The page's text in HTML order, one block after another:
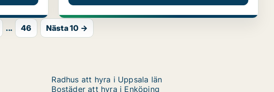
... 46 Nästa 10 →
Radhus att hyra i Uppsala län
Bostäder att hyra i Enköping